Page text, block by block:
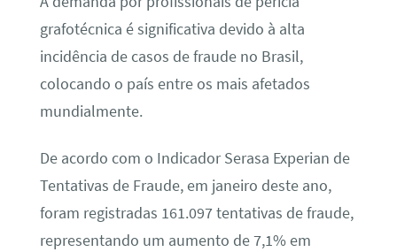
grafotécnica é significativa devido à alta
incidência de casos de fraude no Brasil,
colocando o país entre os mais afetados
mundialmente.
De acordo com o Indicador Serasa Experian de
Tentativas de Fraude, em janeiro deste ano,
foram registradas 161.097 tentativas de fraude,
representando um aumento de 7,1% em